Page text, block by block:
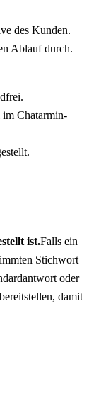
des Kunden.
Ablauf durch.
Chatarmin-
ist.Falls ein
Stichwort
oder
damit